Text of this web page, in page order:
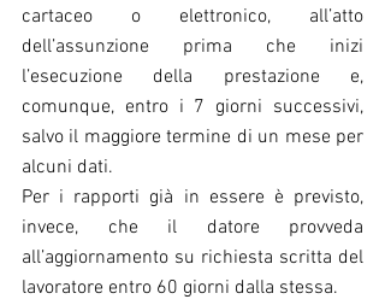
cartaceo o elettronico, all’atto
dell’assunzione prima che inizi
l’esecuzione della prestazione e,
comunque, entro i 7 giorni successivi,
salvo il maggiore termine di un mese per
alcuni dati.
Per i rapporti già in essere è previsto,
invece, che il datore provveda
all’aggiornamento su richiesta scritta del
lavoratore entro 60 giorni dalla stessa.